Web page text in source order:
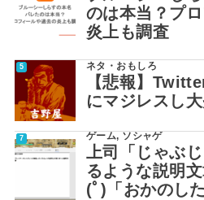
のは本当？プ
炎上も調査
ネタ・おもしろ
【悲報】
にマジレスし
ゲーム, ソシャゲ
上司「じゃぶ
るような説明
(ﾟ)「おかのした